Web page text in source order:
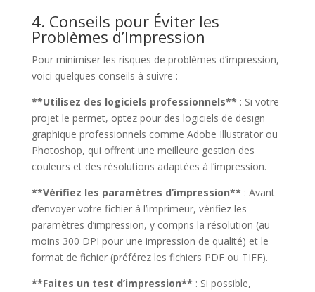
4. Conseils pour Éviter les
Problèmes d’Impression
Pour minimiser les risques de problèmes d’impression,
voici quelques conseils à suivre :
**Utilisez des logiciels professionnels** : Si votre
projet le permet, optez pour des logiciels de design
graphique professionnels comme Adobe Illustrator ou
Photoshop, qui offrent une meilleure gestion des
couleurs et des résolutions adaptées à l’impression.
**Vérifiez les paramètres d’impression** : Avant
d’envoyer votre fichier à l’imprimeur, vérifiez les
paramètres d’impression, y compris la résolution (au
moins 300 DPI pour une impression de qualité) et le
format de fichier (préférez les fichiers PDF ou TIFF).
**Faites un test d’impression** : Si possible,